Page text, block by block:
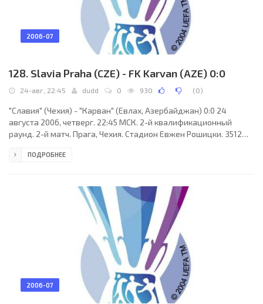
2006-07
128. Slavia Praha (CZE) - FK Karvan (AZE) 0:0
24-авг, 22:45 dudd 0 930 (0)
"Славия" (Чехия) - "Карван" (Евлах, Азербайджан) 0:0 24
августа 2006, четверг. 22:45 МСК. 2-й квалификационный
раунд. 2-й матч. Прага, Чехия. Стадион Евжен Рошицки. 3512
(Дания), Мартин Вульфф (Дания), Хенрик Фундер Кристенсен
Станислав Влчек (Павел Форжт, 63), Петр Янда (Карел
Кратохвил, 71), Иво Таборски, Марек Сухи, Матей
ПОДРОБНЕЕ
2006-07